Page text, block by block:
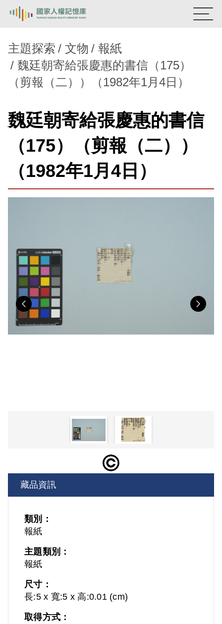
熱門關鍵字：陳孟和 李舜治 鹿窟事件
安康接待室
新生訓導處
蛋殼畫 送物單
背景知識
關於我們
意見信箱
主題探索 文物
報紙
魏廷朝寄給張慶惠的書信（175）
（剪報（二））（1982年1月4日）
魏廷朝寄給張慶惠的書信
（175）（剪報（二））
（1982年1月4日）
藏品資訊
類別：
報紙
主題類別：
報紙
尺寸：
長:5 x 寬:5 x 高:0.01 (cm)
取得方式：